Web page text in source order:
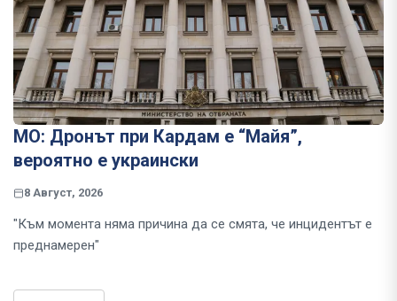
МО: Дронът при Кардам е “Майя”,
вероятно е украински
8 Август, 2026
"Към момента няма причина да се смята, че инцидентът е
преднамерен"